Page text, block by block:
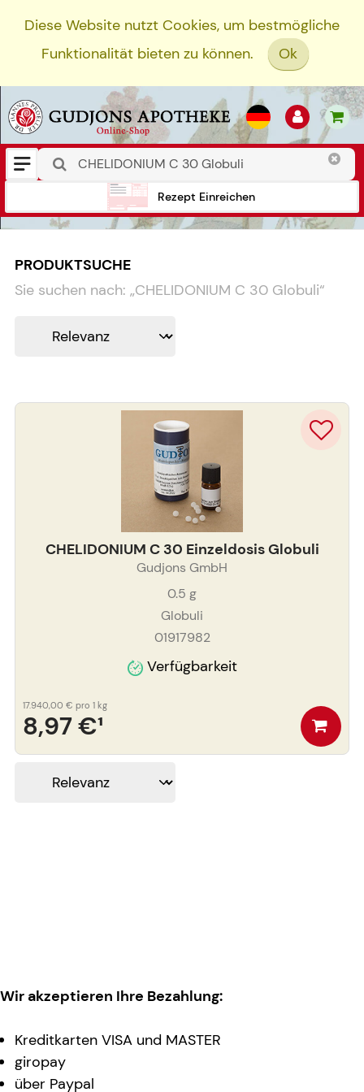
Diese Website nutzt Cookies, um bestmögliche
Funktionalität bieten zu können.
Ok
Rezept Einreichen
PRODUKTSUCHE
Sie suchen nach: „CHELIDONIUM C 30 Globuli“
CHELIDONIUM C 30 Einzeldosis Globuli
Gudjons GmbH
0.5 g
Globuli
01917982
Verfügbarkeit
8,97 €¹
17.940,00 € pro 1 kg
Wir akzeptieren Ihre Bezahlung:
Kreditkarten VISA und MASTER
giropay
über Paypal